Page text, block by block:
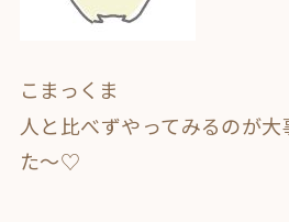
こまっくま
人と比べずやってみるのが
た～♡